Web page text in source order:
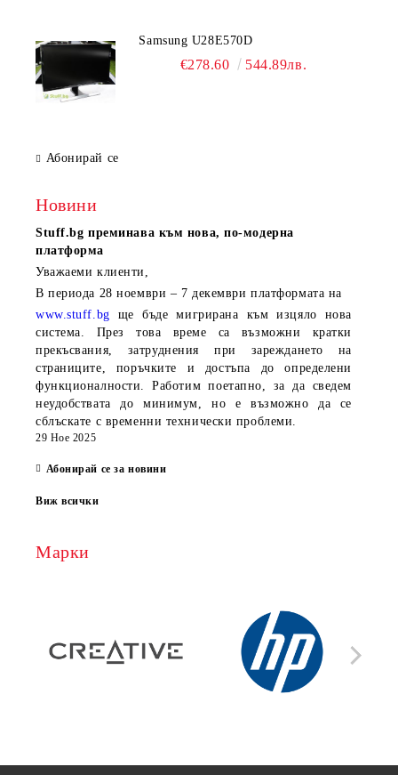
Samsung U28E570D
€278.60 544.89лв.
Абонирай се
Новини
Stuff.bg преминава към нова, по-модерна
платформа
Уважаеми клиенти,
В периода 28 ноември – 7 декември платформата на
www.stuff.bg ще бъде мигрирана към изцяло нова
система. През това време са възможни кратки
прекъсвания, затруднения при зареждането на
страниците, поръчките и достъпа до определени
функционалности. Работим поетапно, за да сведем
неудобствата до минимум, но е възможно да се
сблъскате с временни технически проблеми.
29 Ное 2025
Абонирай се за новини
Виж всички
Марки